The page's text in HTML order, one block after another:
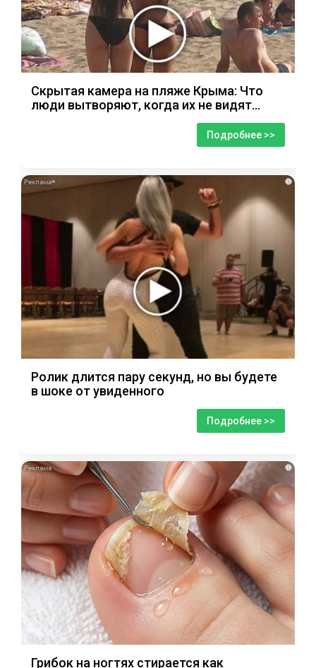
Скрытая камера на пляже Крыма: Что
люди вытворяют, когда их не видят...
Подробнее >>
i
Ролик длится пару секунд, но вы будете
в шоке от увиденного
Подробнее >>
i
Грибок на ногтях стирается как